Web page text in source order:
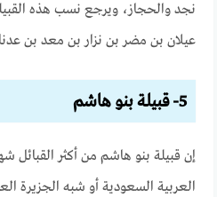
نجد والحجاز، ويرجع نسب هذه
عيلان بن مضر بن نزار بن معد بن
5- قبيلة بنو هاشم
إن قبيلة بنو هاشم من أكثر القبائل
العربية السعودية أو شبه الجزيرة